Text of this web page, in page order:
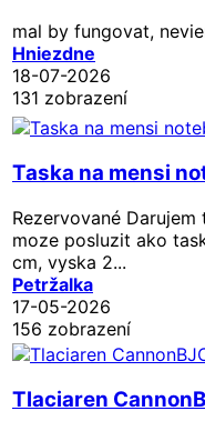
mal by fungovat,
Hniezdne
18-07-2026
131 zobrazení
Taska na mensi
Rezervované Darujem
moze posluzit ako
cm, vyska 2...
Petržalka
17-05-2026
156 zobrazení
Tlaciaren